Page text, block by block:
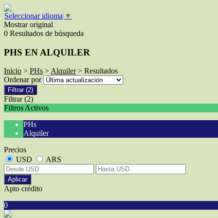
Seleccionar idioma ▼
Mostrar original
0 Resultados de búsqueda
PHS EN ALQUILER
Inicio > PHs >Alquiler> Resultados
Ordenar por
Filtrar (2)
Filtrar (2)
Filtros Activos
PHs
Alquiler
Precios
USD
ARS
Aplicar
Apto crédito
0